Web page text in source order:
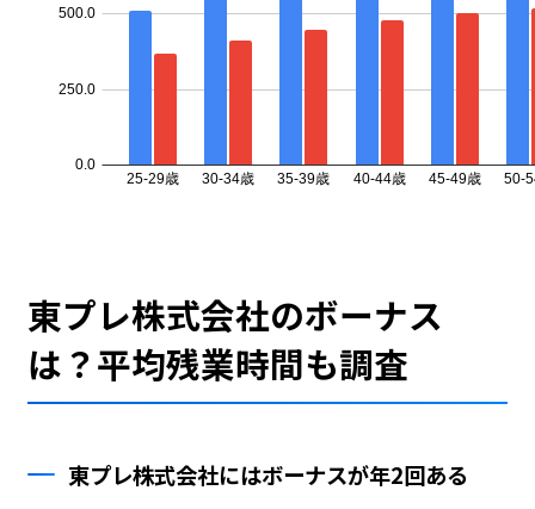
東プレ株式会社のボーナス
は？平均残業時間も調査
東プレ株式会社にはボーナスが年2回ある